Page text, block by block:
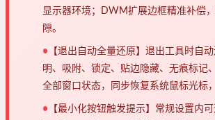
显示器环境；DWM扩展边框精准补偿
隙。
• 【退出自动全量还原】退出工具时自
明、吸附、锁定、贴边隐藏、无痕标记
全部窗口状态，同步恢复系统鼠标光标
• 【最小化按钮触发提示】常规设置内